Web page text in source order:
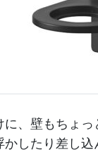
、壁もちょ
かしたり差し